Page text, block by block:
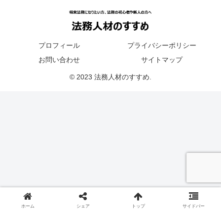
プロフィール
プライバシーポリシー
お問い合わせ
サイトマップ
© 2023 法務人材のすすめ.
ホーム シェア トップ サイドバー